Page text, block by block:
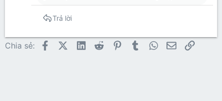
Trả lời
Chia sẻ: FacebookX (Twitter)
LinkedInReddit Pinterest
TumblrWhatsApp
EmailLink